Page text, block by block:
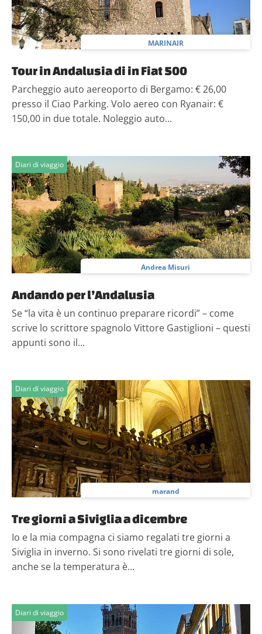
MARINAIR
Tour in Andalusia di in Fiat 500
Parcheggio auto aereoporto di Bergamo: € 26,00
presso il Ciao Parking. Volo aereo con Ryanair: €
150,00 in due totale. Noleggio auto...
Diari di viaggio
Andrea Misuri
Andando per l’Andalusia
Se “la vita è un continuo preparare ricordi” – come
scrive lo scrittore spagnolo Vittore Gastiglioni – questi
appunti sono il...
Diari di viaggio
marand
Tre giorni a Siviglia a dicembre
Io e la mia compagna ci siamo regalati tre giorni a
Siviglia in inverno. Si sono rivelati tre giorni di sole,
anche se la temperatura è...
Diari di viaggio